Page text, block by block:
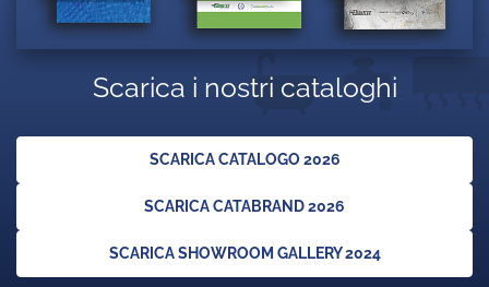
Scarica i nostri cataloghi
SCARICA CATALOGO 2026
SCARICA CATABRAND 2026
SCARICA SHOWROOM GALLERY 2024